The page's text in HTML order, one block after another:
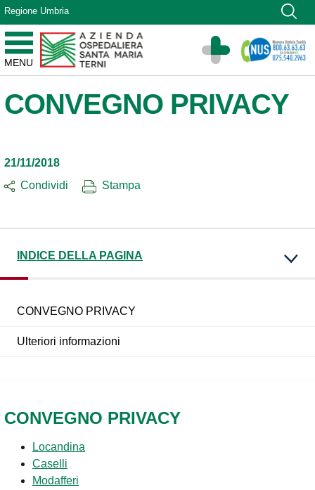
Vai ai contenuti
Vai al menu di navigazione
Vai al footer
Regione Umbria
MENU
Azienda Ospedaliera Santa Maria di Terni
Sito Istituzionale
CONVEGNO PRIVACY
21/11/2018
Condividi
Stampa
INDICE DELLA PAGINA
CONVEGNO PRIVACY
Ulteriori informazioni
CONVEGNO PRIVACY
Locandina
Caselli
Modafferi